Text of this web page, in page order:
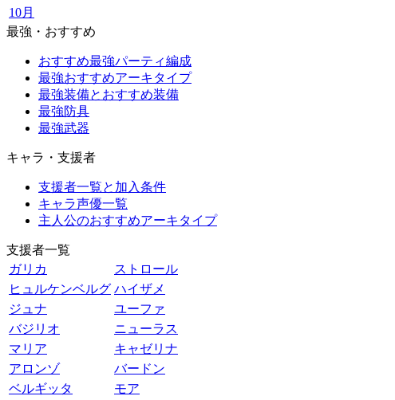
10月
最強・おすすめ
おすすめ最強パーティ編成
最強おすすめアーキタイプ
最強装備とおすすめ装備
最強防具
最強武器
キャラ・支援者
支援者一覧と加入条件
キャラ声優一覧
主人公のおすすめアーキタイプ
支援者一覧
ガリカ
ストロール
ヒュルケンベルグ ハイザメ
ジュナ
ユーファ
バジリオ
ニューラス
マリア
キャゼリナ
アロンゾ
バードン
ベルギッタ
モア